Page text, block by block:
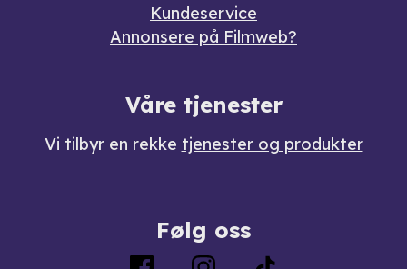
Kundeservice
Annonsere på Filmweb?
Våre tjenester
Vi tilbyr en rekke tjenester og produkter
Følg oss